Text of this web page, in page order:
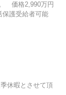
価格2,990万円
護受給者可能
休暇とさせて頂